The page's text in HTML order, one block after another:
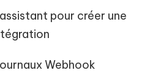
pour créer une
Webhook